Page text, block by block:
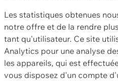
Les statistiques obtenues
notre offre et de la rendre
tant qu'utilisateur. Ce site
Analytics pour une analyse
les appareils, qui est
vous disposez d'un compte